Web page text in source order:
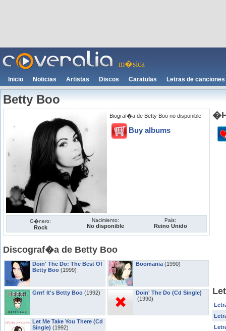
m�sica
Inicio Noticias Artistas Discos Caratulas Letras de canciones
Betty Boo
Biograf�a de Betty Boo no disponible
Buy albums
G�nero:
Rock
Nacimiento:
No disponible
Pais:
Reino Unido
Discograf�a de Betty Boo
Doin' The Do: The Best Of
Betty Boo (1999)
Grrr! It's Betty Boo (1992)
Let Me Take You There (Cd
Single) (1992)
Boomania (1990)
Doin' The Do (Cd Single)
(1990)